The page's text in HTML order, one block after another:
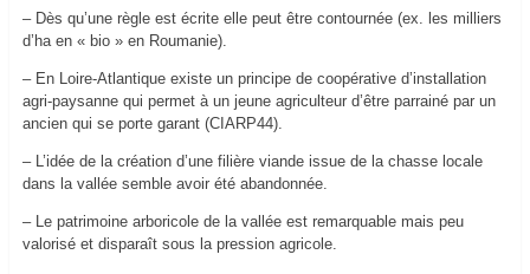
– Dès qu’une règle est écrite elle peut être contournée (ex. les milliers
d’ha en « bio » en Roumanie).
– En Loire-Atlantique existe un principe de coopérative d’installation
agri-paysanne qui permet à un jeune agriculteur d’être parrainé par un
ancien qui se porte garant (CIARP44).
– L’idée de la création d’une filière viande issue de la chasse locale
dans la vallée semble avoir été abandonnée.
– Le patrimoine arboricole de la vallée est remarquable mais peu
valorisé et disparaît sous la pression agricole.